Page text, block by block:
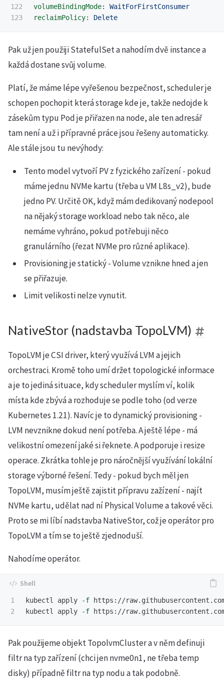
122
volumeBindingMode:
WaitForFirstConsumer
reclaimPolicy: Delete
Pak už jen použiji StatefulSet a nahodím dvě instance a
každá dostane svůj volume.
Platí, že máme lépe vyřešenou bezpečnost, scheduler je
schopen pochopit která storage kde je, takže nedojde k
zásekům typu Pod je přiřazen na node, ale ten adresář
tam není a už i přípravné práce jsou řešeny automaticky.
Ale stále jsou tu nevýhody:
Tento model vytvoří PV z fyzického zařízení - pokud
máme jednu NVMe kartu (třeba u VM L8s_v2), bude
jedno PV. Určitě OK, když mám dedikovaný nodepool
na nějaký storage workload nebo tak něco, ale
nemáme vyhráno, pokud potřebuji něco
granulárního (řezat NVMe pro různé aplikace).
Provisioning je statický - Volume vznikne hned a jen
se přiřazuje.
Limit velikosti nelze vynutit.
NativeStor (nadstavba TopoLVM)
TopoLVM je CSI driver, který využívá LVM a jejich
orchestraci. Kromě toho umí držet topologické informace
a je to jediná situace, kdy scheduler myslím ví, kolik
místa kde zbývá a rozhoduje se podle toho (od verze
Kubernetes 1.21). Navíc je to dynamický provisioning -
LVM nevznikne dokud není potřeba. A ještě lépe - má
velikostní omezení jaké si řeknete. A podporuje i resize
operace. Zkrátka tohle je pro náročnější využívání lokální
storage výborné řešení. Tedy - pokud bych měl jen
TopoLVM, musím ještě zajistit přípravu zažízení - najít
NVMe kartu, udělat nad ní Physical Volume a takové věci.
Proto se mi líbí nadstavba NativeStor, což je operátor pro
TopoLVM a tím se to ještě zjednoduší.
Nahodíme operátor.
1
kubectl apply -f https://
kubectl apply
-f
Pak použijeme objekt TopolvmCluster a v něm definuji
filtr na typ zařízení (chci jen nvme0n1, ne třeba temp
disky) případně filtr na typ nodu a tak podobně.